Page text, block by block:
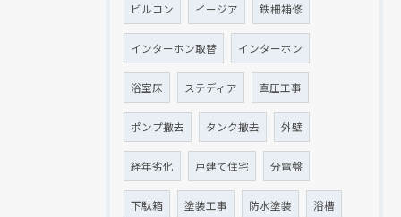
ビルコン イージア 鉄柵補修
インターホン取替 インターホン
浴室床 ステディア 直圧工事
ポンプ撤去 タンク撤去 外壁
経年劣化 戸建て住宅 分電盤
下駄箱 塗装工事 防水塗装 浴槽